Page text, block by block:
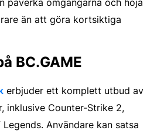
påverka omgångarna och höja
än att göra kortsiktiga
BC.GAME
erbjuder ett komplett utbud av
inklusive Counter-Strike 2,
Användare kan satsa